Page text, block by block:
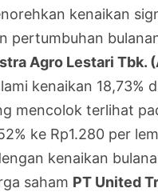
kenaikan
pertumbuhan
Agro Lestari Tbk.
kenaikan 18,73%
mencolok terlihat
ke Rp1.280 per
kenaikan
saham PT United